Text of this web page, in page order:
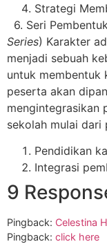
Strategi
6. Seri
Series) Karakter
menjadi sebuah
untuk membentuk
peserta akan
mengintegrasikan
sekolah mulai dari
Pendidikan
Integrasi
9
Pingback: Celestina
Pingback: click here